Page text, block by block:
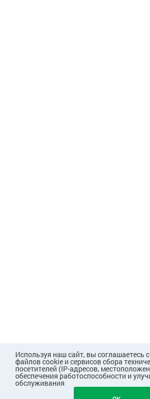
В КОРЗИНУ
Используя наш сайт, вы соглашаетесь
файлов cookie и сервисов сбора
посетителей (IP-адресов,
обеспечения работоспособности и
обслуживания